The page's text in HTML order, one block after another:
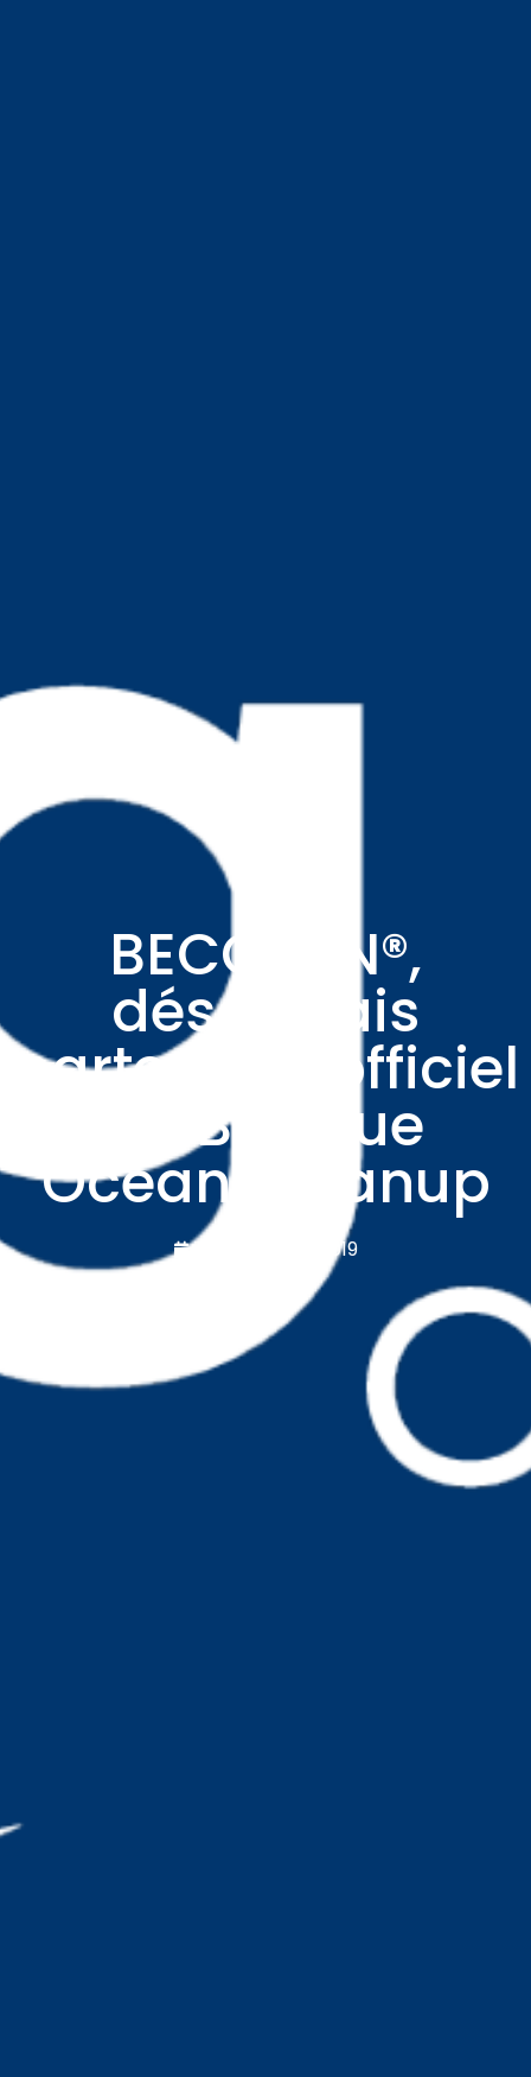
BECOSAN®,
désormais
partenaire officiel
de Big Blue
Ocean Cleanup
novembre 5, 2019